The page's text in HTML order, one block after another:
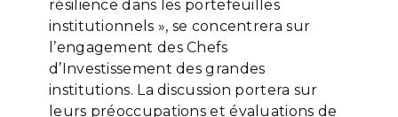
résilience dans les portefeuilles
institutionnels », se concentrera sur
l’engagement des Chefs
d’Investissement des grandes
institutions. La discussion portera sur
leurs préoccupations et évaluations de